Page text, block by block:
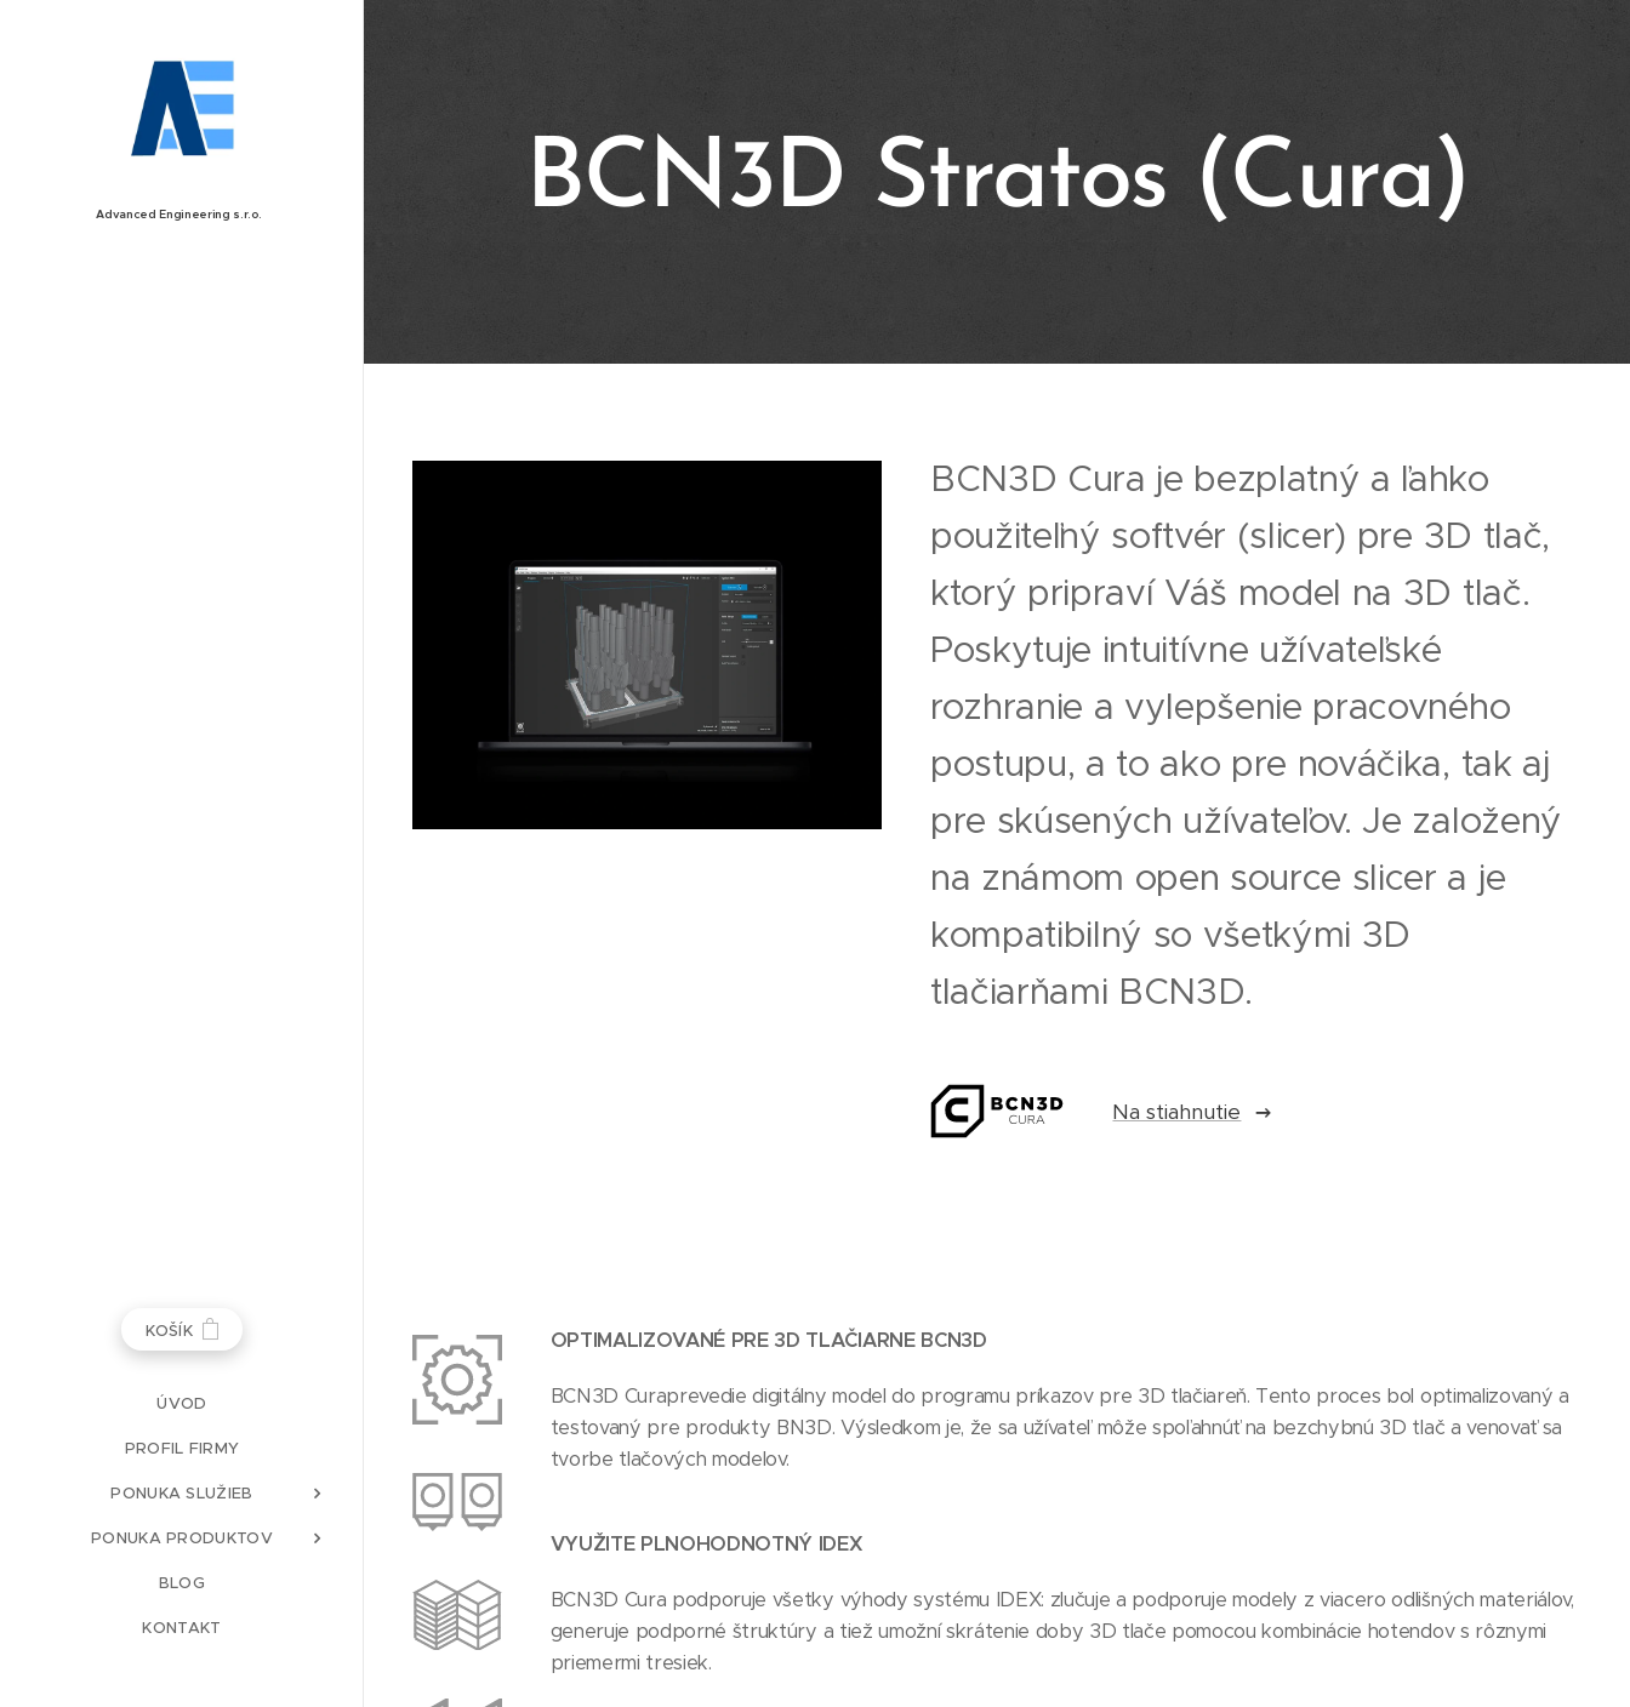
Advanced Engineering s.r.o.
KOŠÍK
ÚVOD
PROFIL FIRMY
PONUKA SLUŽIEB
PONUKA PRODUKTOV
BLOG
KONTAKT
BCN3D Stratos (Cura)
BCN3D Cura je bezplatný a ľahko
použiteľný softvér (slicer) pre 3D tlač,
ktorý pripraví Váš model na 3D tlač.
Poskytuje intuitívne užívateľské
rozhranie a vylepšenie pracovného
postupu, a to ako pre nováčika, tak aj
pre skúsených užívateľov. Je založený
na známom open source slicer a je
kompatibilný so všetkými 3D
tlačiarňami BCN3D.
Na stiahnutie
OPTIMALIZOVANÉ PRE 3D TLAČIARNE BCN3D
BCN3D Curaprevedie digitálny model do programu príkazov pre 3D tlačiareň. Tento proces bol optimalizovaný a
testovaný pre produkty BN3D. Výsledkom je, že sa užívateľ môže spoľahnúť na bezchybnú 3D tlač a venovať sa
tvorbe tlačových modelov.
VYUŽITE PLNOHODNOTNÝ IDEX
BCN3D Cura podporuje všetky výhody systému IDEX: zlučuje a podporuje modely z viacero odlišných materiálov,
generuje podporné štruktúry a tiež umožní skrátenie doby 3D tlače pomocou kombinácie hotendov s rôznymi
priemermi tresiek.